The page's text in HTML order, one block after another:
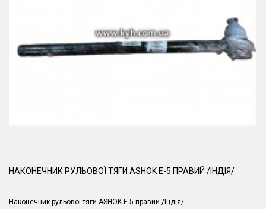
НАКОНЕЧНИК РУЛЬОВОЇ ТЯГИ ASHOK E-5 ПРАВИЙ /ІНДІЯ/
Наконечник рульової тяги ASHOK E-5 правий /Індія/..